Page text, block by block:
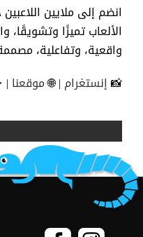
انضم إلىملايين اللاعبين
الألعابتميزًا وتشويقًا،
واقعية، وتفاعلية،
📸إنستغرام | 🌐موقعنا |